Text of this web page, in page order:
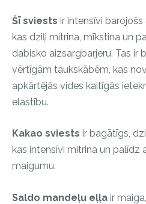
Šī sviests ir intensīvi
kas dziļi mitrina, mīkstina un
dabisko aizsargbarjeru. Tas ir
vērtīgām taukskābēm, kas
apkārtējās vides kaitīgās
elastību.
Kakao sviests ir bagātīgs,
kas intensīvi mitrina un palīdz
maigumu.
Saldo mandeļu eļļa ir